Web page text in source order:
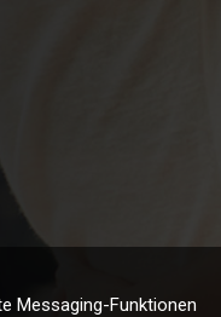
Messaging-Funktionen